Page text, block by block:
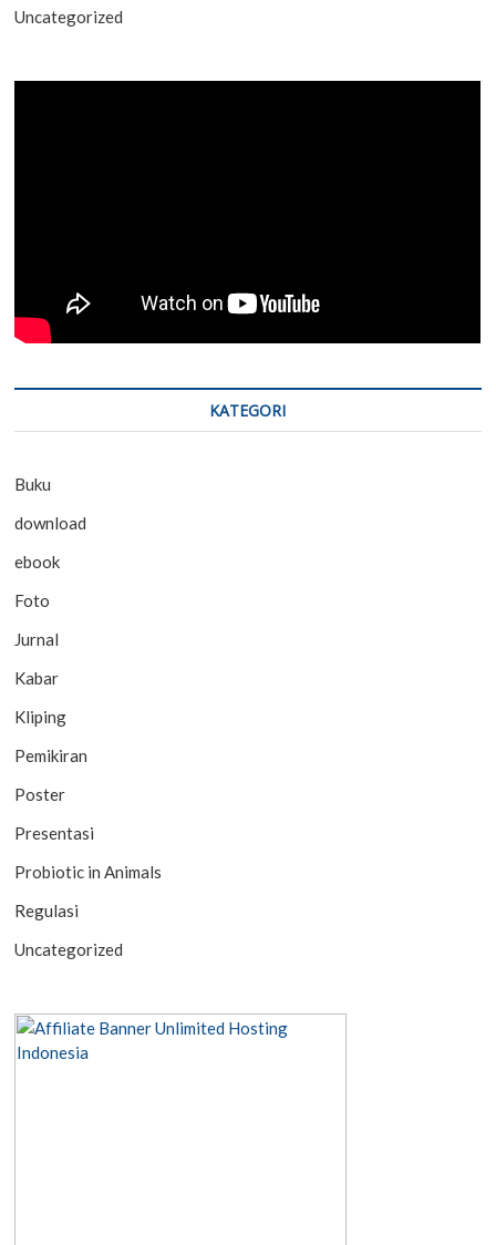
Uncategorized
KATEGORI
Buku
download
ebook
Foto
Jurnal
Kabar
Kliping
Pemikiran
Poster
Presentasi
Probiotic in Animals
Regulasi
Uncategorized